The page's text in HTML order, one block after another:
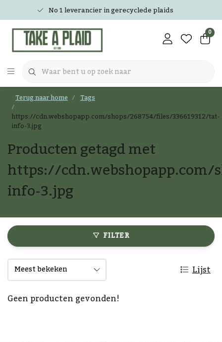
No 1 leverancier in gerecyclede plaids
0
Terug naar home
Tags
https://cdn.webshopapp.com/shops/268754/files/336619312/tat-
info-3.jpg
Producten getagd met
https://cdn.webshopapp.com/
info-3.jpg
FILTER
Lijst
Geen producten gevonden!